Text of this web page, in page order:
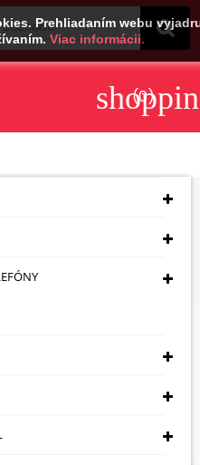
Prehliadaním webu
Viac informácii.
(0)
Hermetické
z 9 položiek